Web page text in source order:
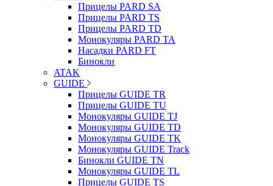
Прицелы PARD SA
Прицелы PARD TS
Прицелы PARD TD
Монокуляры PARD TA
Насадки PARD FT
Бинокли
ATAK
GUIDE
Прицелы GUIDE TR
Прицелы GUIDE TU
Монокуляры GUIDE TJ
Монокуляры GUIDE TD
Монокуляры GUIDE TK
Монокуляры GUIDE Track
Бинокли GUIDE TN
Монокуляры GUIDE TL
Прицелы GUIDE TS